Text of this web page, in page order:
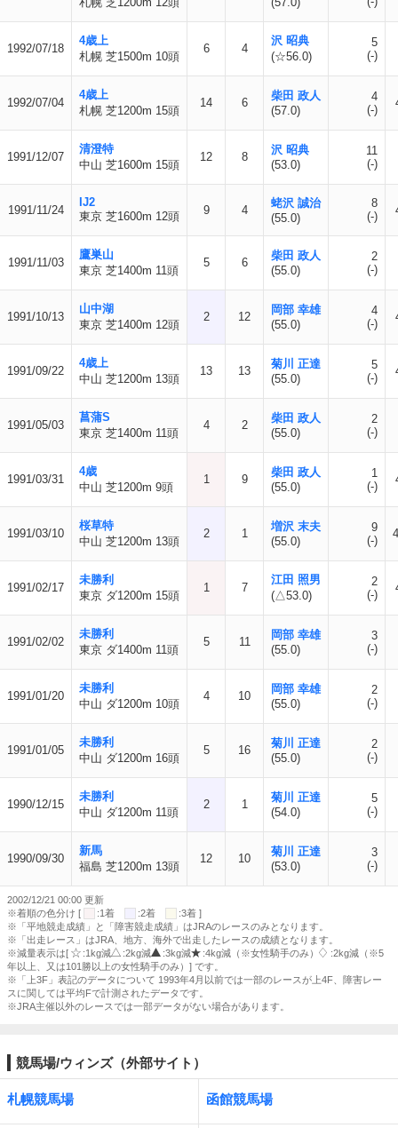
1992/07/18
4歳上
札幌 芝1500m 10頭
6 4
沢 昭典
(☆56.0)
5
(-)
1992/07/04
4歳上
札幌 芝1200m 15頭
14 6
柴田 政人
(57.0)
4
(-)
1991/12/07
清澄特
中山 芝1600m 15頭
12 8
沢 昭典
(53.0)
11
(-)
1991/11/24
IJ2
東京 芝1600m 12頭
9 4
蛯沢 誠治
(55.0)
8
(-)
1991/11/03
鷹巣山
東京 芝1400m 11頭
5 6
柴田 政人
(55.0)
2
(-)
1991/10/13
山中湖
東京 芝1400m 12頭
2 12
岡部 幸雄
(55.0)
4
(-)
1991/09/22
4歳上
中山 芝1200m 13頭
13 13
菊川 正達
(55.0)
5
(-)
1991/05/03
菖蒲S
東京 芝1400m 11頭
4 2
柴田 政人
(55.0)
2
(-)
1991/03/31
4歳
中山 芝1200m 9頭
1 9
柴田 政人
(55.0)
1
(-)
1991/03/10
桜草特
中山 芝1200m 13頭
2 1
増沢 末夫
(55.0)
9
(-)
1991/02/17
未勝利
東京 ダ1200m 15頭
1 7
江田 照男
(△53.0)
2
(-)
1991/02/02
未勝利
東京 ダ1400m 11頭
5 11
岡部 幸雄
(55.0)
3
(-)
1991/01/20
未勝利
中山 ダ1200m 10頭
4 10
岡部 幸雄
(55.0)
2
(-)
1991/01/05
未勝利
中山 ダ1200m 16頭
5 16
菊川 正達
(55.0)
2
(-)
1990/12/15
未勝利
中山 ダ1200m 11頭
2 1
菊川 正達
(54.0)
5
(-)
1990/09/30
新馬
福島 芝1200m 13頭
12 10
菊川 正達
(53.0)
3
(-)
2002/12/21 00:00 更新
※着順の色分け [
:1着 :2着
:3着 ]
※「平地競走成績」と「障害競走成績」はJRAのレースのみとなります。
※「出走レース」はJRA、地方、海外で出走したレースの成績となります。
※減量表示は[
:1kg減 :2kg減 :3kg減 :4kg減（※女性騎手のみ）
:2kg減（※5
年以上、又は101勝以上の女性騎手のみ）] です。
※「上3F」表記のデータについて 1993年4月以前では一部のレースが上4F、障害レー
スに関しては平均Fで計測されたデータです。
※JRA主催以外のレースでは一部データがない場合があります。
競馬場/ウィンズ（外部サイト）
札幌競馬場 函館競馬場